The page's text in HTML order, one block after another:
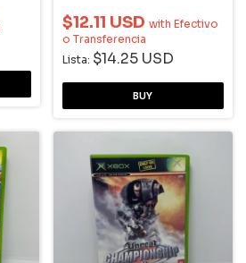
$12.11 USD with Efectivo
o Transferencia
Lista: $14.25 USD